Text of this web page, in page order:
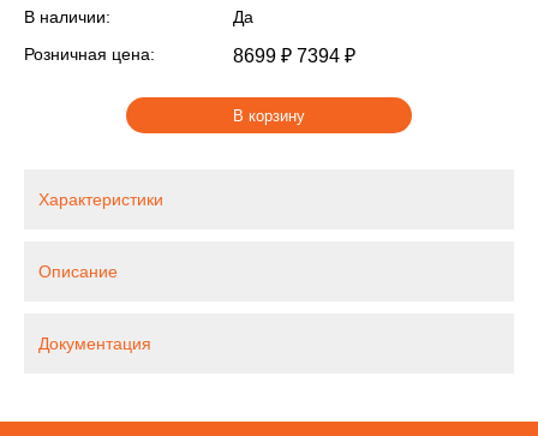
В наличии:
Да
Розничная цена:
8699 ₽ 7394 ₽
В корзину
Характеристики
Описание
Документация